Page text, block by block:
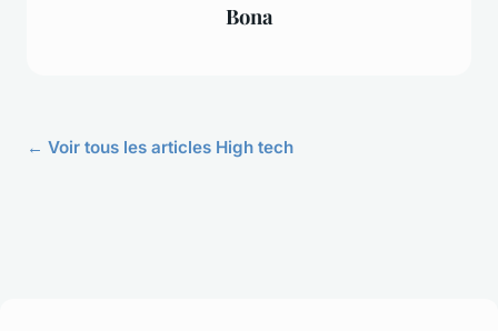
Bona
← Voir tous les articles High tech